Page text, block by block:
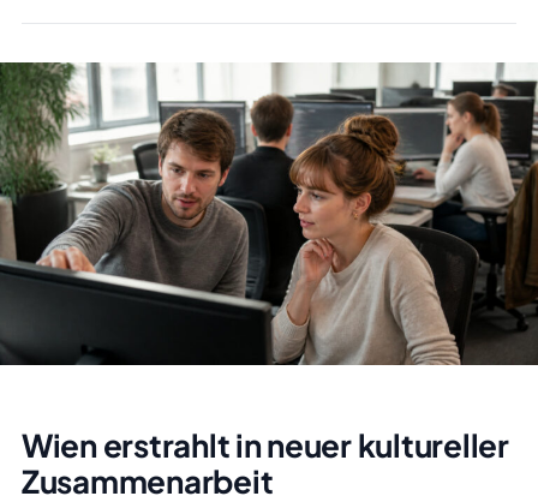
Wien erstrahlt in neuer kultureller
Zusammenarbeit